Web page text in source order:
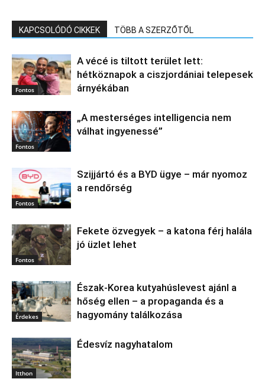
KAPCSOLÓDÓ CIKKEK TÖBB A SZERZŐTŐL
Fontos
A vécé is tiltott terület lett:
hétköznapok a ciszjordániai telepesek
árnyékában
Fontos
„A mesterséges intelligencia nem
válhat ingyenessé”
Fontos
Szijjártó és a BYD ügye – már nyomoz
a rendőrség
Fontos
Fekete özvegyek – a katona férj halála
jó üzlet lehet
Érdekes
Észak‑Korea kutyahúslevest ajánl a
hőség ellen – a propaganda és a
hagyomány találkozása
Itthon
Édesvíz nagyhatalom